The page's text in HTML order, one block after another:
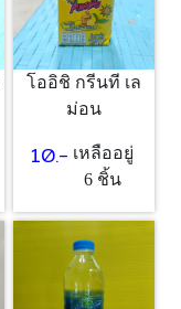
โออิชิ กรีนที เล
ม่อน
10.- เหลืออยู่
6 ชิ้น